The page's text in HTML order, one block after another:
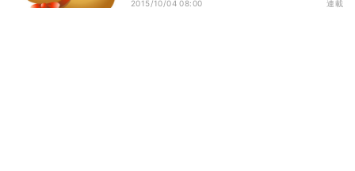
2015/10/04 08:00 連載